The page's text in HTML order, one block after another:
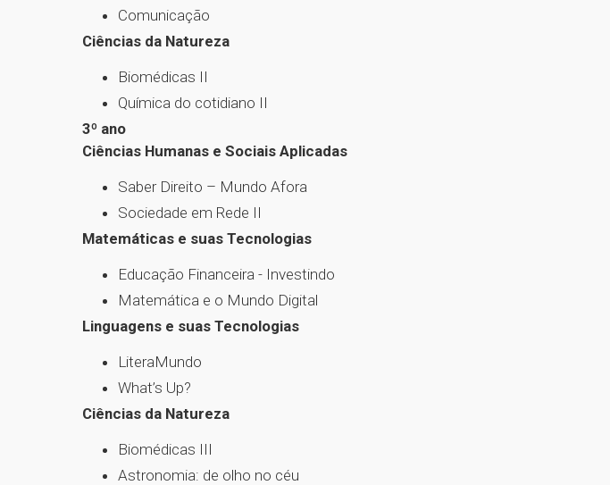
Comunicação
Ciências da Natureza
Biomédicas II
Química do cotidiano II
3º ano
Ciências Humanas e Sociais Aplicadas
Saber Direito – Mundo Afora
Sociedade em Rede II
Matemáticas e suas Tecnologias
Educação Financeira - Investindo
Matemática e o Mundo Digital
Linguagens e suas Tecnologias
LiteraMundo
What’s Up?
Ciências da Natureza
Biomédicas III
Astronomia: de olho no céu